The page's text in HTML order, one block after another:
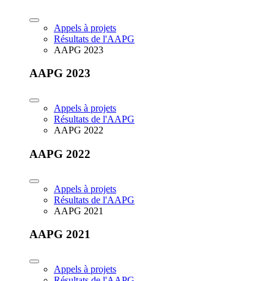
Appels à projets
Résultats de l'AAPG
AAPG 2023
AAPG 2023
Appels à projets
Résultats de l'AAPG
AAPG 2022
AAPG 2022
Appels à projets
Résultats de l'AAPG
AAPG 2021
AAPG 2021
Appels à projets